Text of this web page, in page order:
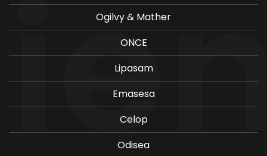
Ogilvy & Mather
ONCE
Lipasam
Emasesa
Celop
Odisea